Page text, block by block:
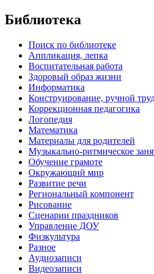
Библиотека
Поиск по библиотеке
Аппликация, лепка
Воспитательная работа
Здоровый образ жизни
Информатика
Конструирование, ручной
Коррекционная педагогика
Логопедия
Математика
Материалы для родителей
Музыкально-ритмическое
Обучение грамоте
Окружающий мир
Развитие речи
Региональный компонент
Рисование
Сценарии праздников
Управление ДОУ
Физкультура
Разное
Аудиозаписи
Видеозаписи